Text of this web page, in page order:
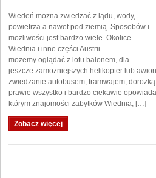
Wiedeń można zwiedzać z lądu, wody,
powietrza a nawet pod ziemią. Sposobów i
możliwości jest bardzo wiele. Okolice
Wiednia i inne części Austrii
możemy oglądać z lotu balonem, dla
jeszcze zamożniejszych helikopter lub
zwiedzanie autobusem, tramwajem,
prawie wszystko i bardzo ciekawie
którym znajomości zabytków Wiednia, […]
Zobacz więcej